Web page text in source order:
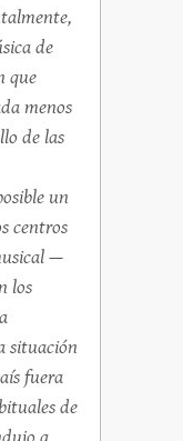
de
que
menos
de las
un
centros
—
los
situación
fuera
de